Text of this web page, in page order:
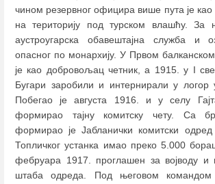
чином резервног официра више пута је
на територију под турском влашћу. За
аустроугарска обавештајна служба и
опасног по монархију. У Првом
је као добровољац четник, а 1915. у I
Бугари заробили и интернирали у логор
Побегао је августа 1916. и у селу
формирао тајну комитску чету. Са
формирао је Јабланички комитски
Топличког устанка имао преко 5.000
фебруара 1917. проглашен за војводу и
штаба одреда. Под његовом командом